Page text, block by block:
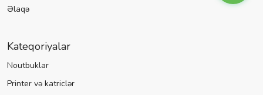
Əlaqə
Kateqoriyalar
Noutbuklar
Printer və katriclər